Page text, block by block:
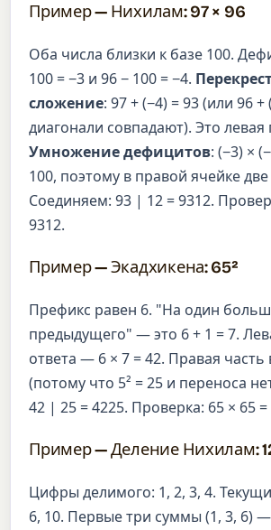
Пример — Нихилам: 97 × 96
Оба числа близки к базе 100.
100 = −3 и 96 − 100 = −4.
сложение: 97 + (−4) = 93 (или 96
диагонали совпадают). Это левая
Умножение дефицитов: (−3) ×
100, поэтому в правой ячейке
Соединяем: 93 | 12 = 9312.
9312.
Пример — Экадхикена: 65²
Префикс равен 6. "На один
предыдущего" — это 6 + 1 = 7.
ответа — 6 × 7 = 42. Правая часть
(потому что 5² = 25 и переноса
42 | 25 = 4225. Проверка: 65 × 65 =
Пример — Деление Нихилам:
Цифры делимого: 1, 2, 3, 4.
6, 10. Первые три суммы (1, 3, 6)